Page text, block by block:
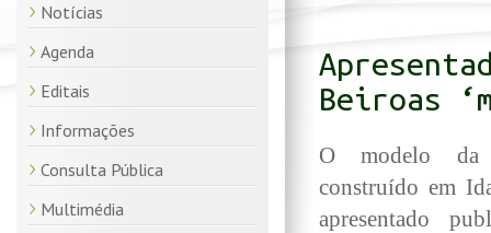
Notícias
Agenda
Editais
Informações
Consulta Pública
Multimédia
Beiroas
O modelo da
construído em
apresentado